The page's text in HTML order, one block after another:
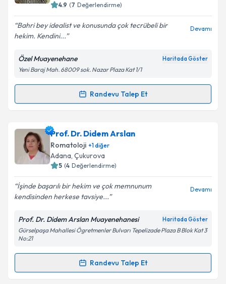
4.9 (7 Değerlendirme)
Bahri bey idealist ve konusunda çok tecrübeli bir
hekim. Kendini...
Devamı
Özel Muayenehane Haritada Göster
Yeni Baraj Mah. 68009 sok. Nazar Plaza Kat 1/1
Randevu Talep Et
Randevu Takvimi Talebi
Uzm. Dr. Bahri Abaylıiçin randevu takvimi talebi
oluşturun. Size bu uzmandan randevu almanız için bir
takvim hazırlandığında e-posta ile bilgilendireceğiz.
Kişisel verilerimin işlenmesine ilişkin
Aydınlatma
Metni'ni okudum ve kişisel verilerimin belirtilen
Takvim Talebini Gönder
Prof. Dr. Didem Arslan
Romatoloji +1diğer
Adana, Çukurova
5 (4 Değerlendirme)
İşinde başarılı bir hekim ve çok memnunum
kendisinden herkese tavsiye...
Devamı
Prof. Dr. Didem Arslan Muayenehanesi Haritada Göster
Gürselpaşa Mahallesi Ögretmenler Bulvarı Tepelizade Plaza B Blok Kat 3
No:21
Randevu Talep Et
Randevu Takvimi Talebi